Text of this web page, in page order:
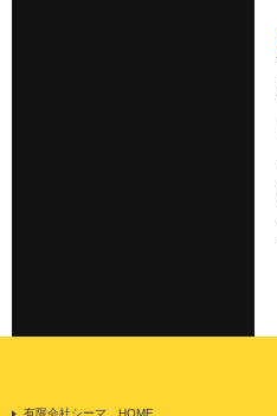
有限会社シーマ HOME